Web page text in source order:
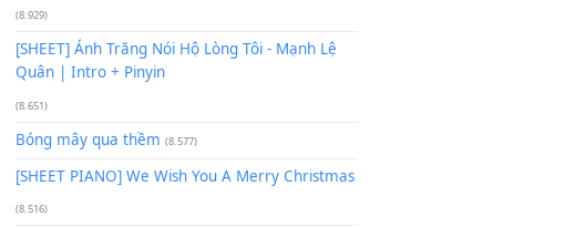
Giá Như - Soobin Hoàng Sơn
Có Em Đời Bỗng Vui (9.744)
Chờ một tiếng yêu (8.991)
Lãng Quên Chiều Thu | Anh không muốn ra đi |
Qí shí bù xiǎng zǒu - 其实不想走